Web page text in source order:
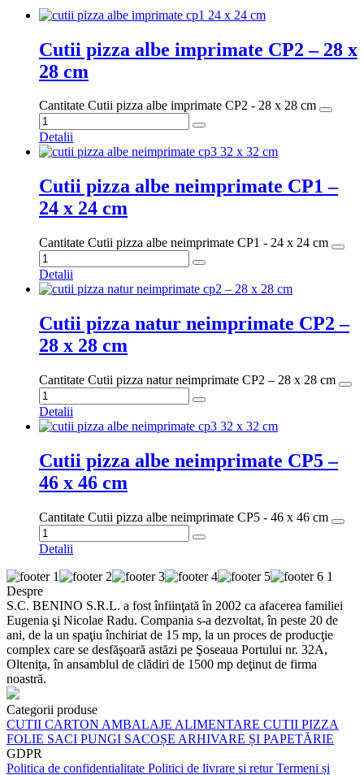
Cutii pizza albe imprimate CP2 – 28 x
28 cm
Cantitate Cutii pizza albe imprimate CP2 - 28 x 28 cm
Detalii
Cutii pizza albe neimprimate CP1 –
24 x 24 cm
Cantitate Cutii pizza albe neimprimate CP1 - 24 x 24 cm
Detalii
Cutii pizza natur neimprimate CP2 –
28 x 28 cm
Cantitate Cutii pizza natur neimprimate CP2 – 28 x 28 cm
Detalii
Cutii pizza albe neimprimate CP5 –
46 x 46 cm
Cantitate Cutii pizza albe neimprimate CP5 - 46 x 46 cm
Detalii
Despre
S.C. BENINO S.R.L. a fost înfiinţată în 2002 ca afacerea familiei
Eugenia şi Nicolae Radu. Compania s-a dezvoltat, în peste 20 de
ani, de la un spaţiu închiriat de 15 mp, la un proces de producţie
complex care se desfăşoară astăzi pe Şoseaua Portului nr. 32A,
Olteniţa, în ansamblul de clădiri de 1500 mp deţinut de firma
noastră.
Categorii produse
CUTII CARTON AMBALAJE ALIMENTARE CUTII PIZZA
FOLIE SACI PUNGI SACOȘE ARHIVARE ȘI PAPETĂRIE
GDPR
Politica de confidentialitate Politici de livrare si returTermeni și